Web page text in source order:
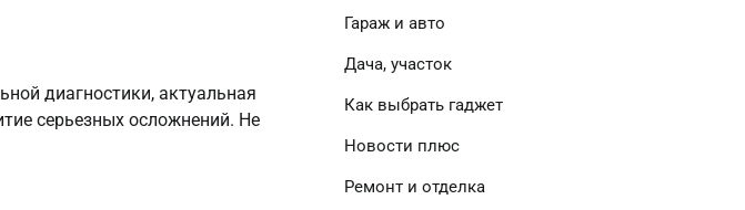
диагностики, актуальная
серьезных осложнений. Не
Гараж и авто
Дача, участок
Как выбрать гаджет
Новости плюс
Ремонт и отделка